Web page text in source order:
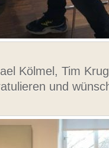
Kölmel, Tim
und